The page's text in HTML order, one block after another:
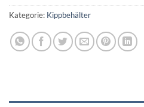
Kategorie: Kippbehälter